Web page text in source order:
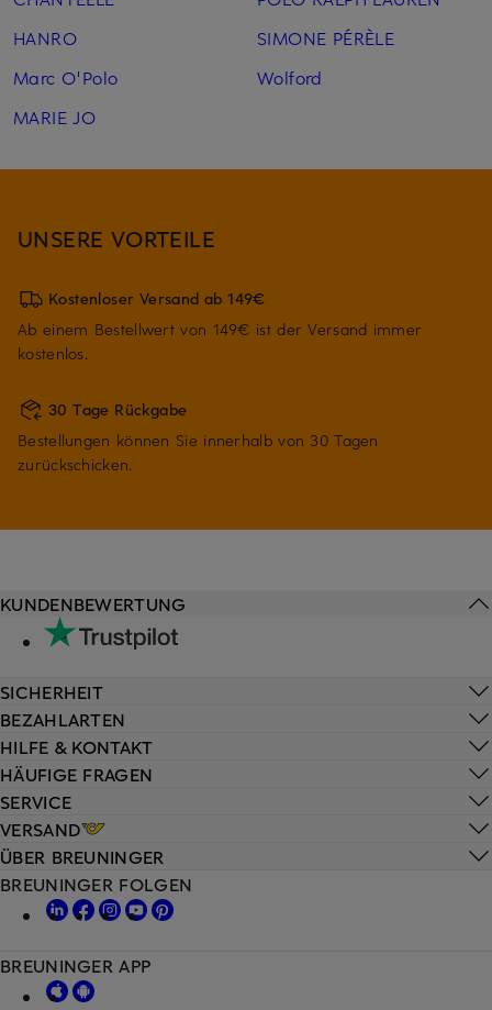
HANRO
Marc O'Polo
MARIE JO
SIMONE PÉRÈLE
Wolford
UNSERE VORTEILE
Kostenloser Versand ab 149€
Ab einem Bestellwert von 149€ ist der Versand immer
kostenlos.
30 Tage Rückgabe
Bestellungen können Sie innerhalb von 30 Tagen
zurückschicken.
HILFE & KONTAKT
HÄUFIGE FRAGEN
SERVICE
VERSAND
KUNDENBEWERTUNG
SICHERHEIT
BEZAHLARTEN
ÜBER BREUNINGER
BREUNINGER FOLGEN
BREUNINGER APP